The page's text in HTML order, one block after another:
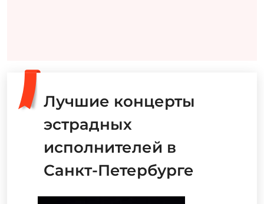
Лучшие концерты
эстрадных
исполнителей в
Санкт-Петербурге